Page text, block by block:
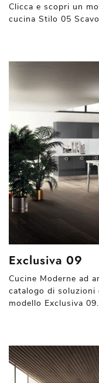
Clicca e scopri un
cucina Stilo 05
Exclusiva 09
Cucine Moderne ad
catalogo di soluzioni
modello Exclusiva 09.